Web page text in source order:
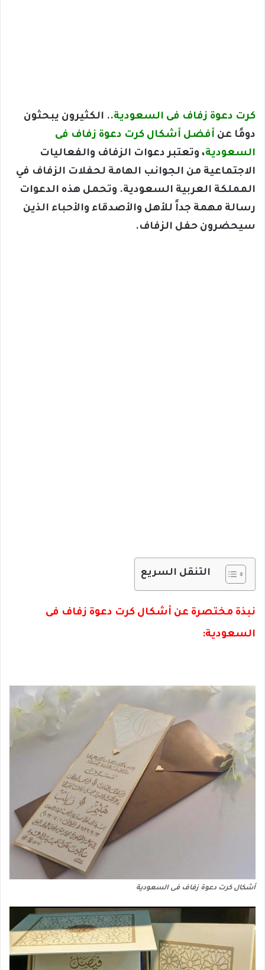
كرت دعوة زفاف فى السعودية.. الكثيرون يبحثون
دومًا عن أفضل أشكال كرت دعوة زفاف فى
السعودية، وتعتبر دعوات الزفاف والفعاليات
الاجتماعية من الجوانب الهامة لحفلات الزفاف في
المملكة العربية السعودية. وتحمل هذه الدعوات
رسالة مهمة جداً للأهل والأصدقاء والأحباء الذين
سيحضرون حفل الزفاف.
التنقل السريع
نبذة مختصرة عن أشكال كرت دعوة زفاف فى
السعودية:
أشكال كرت دعوة زفاف فى السعودية